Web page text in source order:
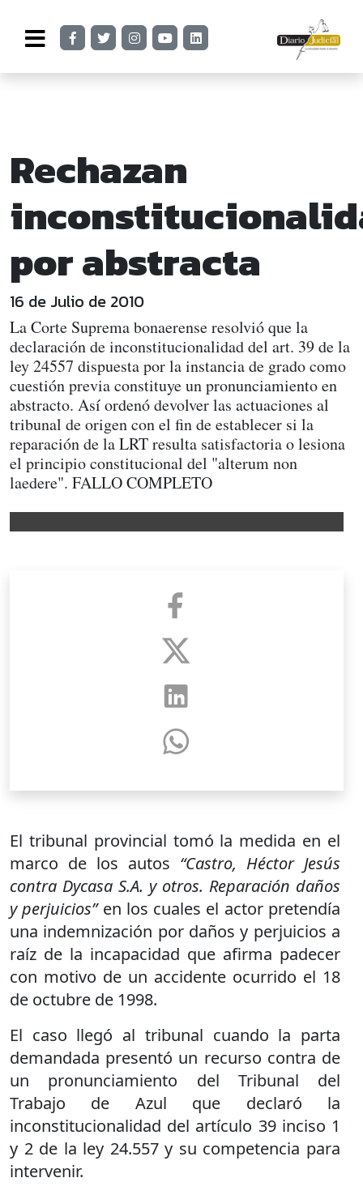
Rechazan
por abstracta
16 de Julio de 2010
La Corte Suprema bonaerense resolvió que la
declaración de inconstitucionalidad del art. 39 de la
ley 24557 dispuesta por la instancia de grado como
cuestión previa constituye un pronunciamiento en
abstracto. Así ordenó devolver las actuaciones al
tribunal de origen con el fin de establecer si la
reparación de la LRT resulta satisfactoria o lesiona
el principio constitucional del "alterum non
laedere". FALLO COMPLETO
El tribunal provincial tomó la medida en el
marco de los autos “Castro, Héctor Jesús
contra Dycasa S.A. y otros. Reparación daños
y perjuicios”en los cuales el actor pretendía
una indemnización por daños y perjuicios a
raíz de la incapacidad que afirma padecer
con motivo de un accidente ocurrido el 18
de octubre de 1998.
El caso llegó al tribunal cuando la parta
demandada presentó un recurso contra de
un pronunciamiento del Tribunal del
Trabajo de Azul que declaró la
inconstitucionalidad del artículo 39 inciso 1
y 2 de la ley 24.557 y su competencia para
intervenir.